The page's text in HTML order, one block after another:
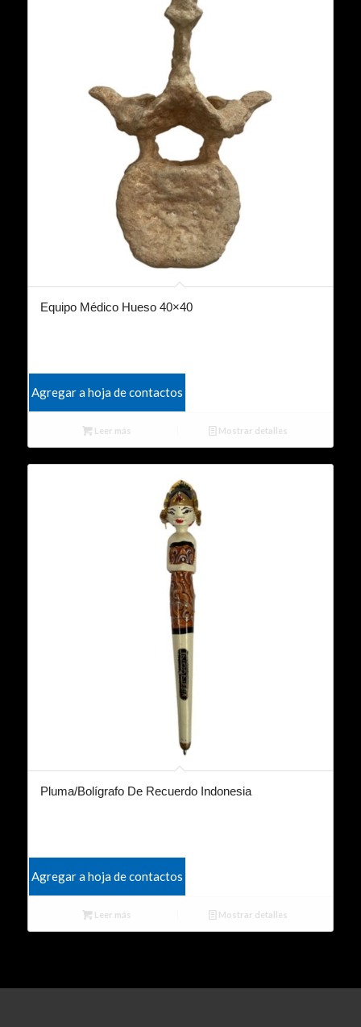
Equipo Médico Hueso 40×40
Agregar a hoja de contactos
Leer más Mostrar detalles
Pluma/Bolígrafo De Recuerdo Indonesia
Agregar a hoja de contactos
Leer más Mostrar detalles